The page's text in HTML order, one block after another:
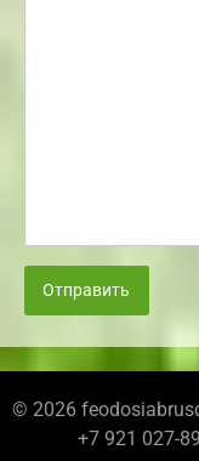
Отправить
© 2026
+7 921 027-